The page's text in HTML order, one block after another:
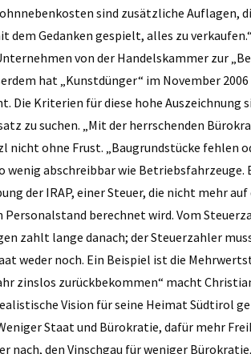
sind zusätzliche Auflagen,
dem Gedanken gespielt, alles zu
von der Handelskammer zur
hat „Kunstdünger“ im November
Die Kriterien für diese hohe Auszeichnung
zu suchen. „Mit der herrschenden
ohne Frust. „Baugrundstücke fehlen
wenig abschreibbar wie
der IRAP, einer Steuer, die nicht mehr
berechnet wird. Vom
zahlt lange danach; der Steuerzahler
weder noch. Ein Beispiel ist die
zinslos zurückbekommen“ macht
Vision für seine Heimat Südtirol
Staat und Bürokratie, dafür mehr
nach, den Vinschgau für weniger